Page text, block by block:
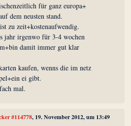
für ganz europa+
dem neusten stand.
zu zeit+kostenaufwendig.
jahr irgenwo für 3-4 wochen
damit immer gut klar
kaufen, wenns die im netz
ei gibt.
mal.
#114778, 19. November 2012, um 13:49